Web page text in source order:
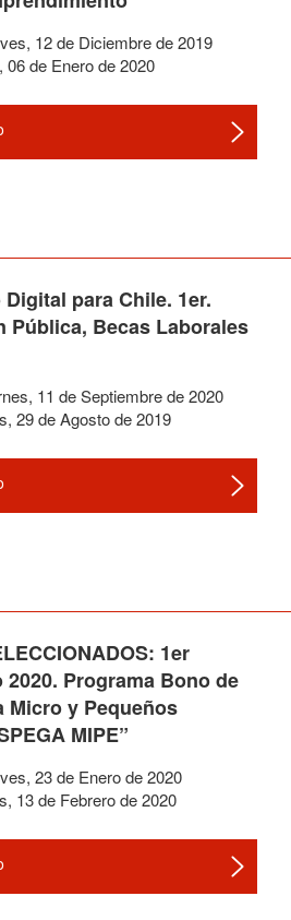
, 12de Diciembrede2019
, 06de Enerode2020
para Chile. 1er.
Pública, Becas Laborales
, 11 deSeptiembrede2020
, 29deAgostode2019
1er
Programa Bono de
Micro y Pequeños
MIPE”
, 23de Enerode2020
, 13de Febrerode2020